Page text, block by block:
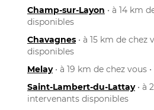
Champ-sur-Layon • à 14 km
disponibles
Chavagnes • à 15 km de chez
disponibles
Melay• à 19 km de chez vous
Saint-Lambert-du-Lattay• à
intervenants disponibles